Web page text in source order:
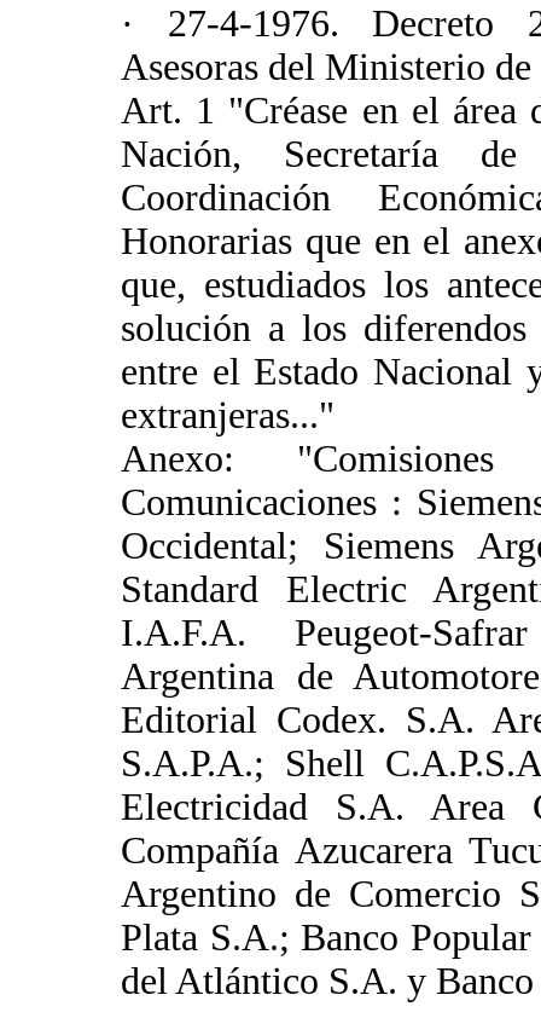
· 27-4-1976. Decreto
Asesoras del Ministerio
Art. 1 "Créase en el
Nación, Secretaría
Coordinación
Honorarias que en el
que, estudiados los
solución a los
entre el Estado Nacional
extranjeras..."
Anexo:
Comunicaciones :
Occidental; Siemens
Standard Electric
I.A.F.A. Peugeot-
Argentina de
Editorial Codex. S.A.
S.A.P.A.; Shell
Electricidad S.A. Area
Compañía Azucarera
Argentino de Comercio
Plata S.A.; Banco
del Atlántico S.A. y Banco